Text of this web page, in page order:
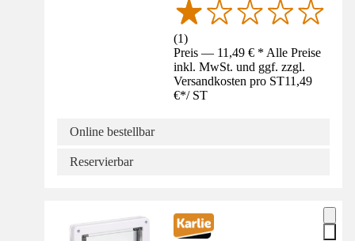
(1)
Preis — 11,49 € * Alle Preise
inkl. MwSt. und ggf. zzgl.
Versandkosten pro ST11,49
€*/ ST
Online bestellbar
Reservierbar